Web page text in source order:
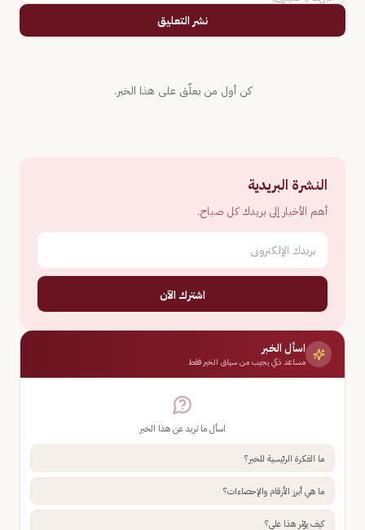
نشر التعليق
كن أول من يعلّق على هذا الخبر.
النشرة البريدية
أهم الأخبار إلى بريدك كل صباح.
اشترك الآن
اسأل الخبر
مساعد ذكي يجيب من سياق الخبر فقط
اسأل ما تريد عن هذا الخبر
ما الفكرة الرئيسية للخبر؟
ما هي أبرز الأرقام والإحصاءات؟
كيف يؤثر هذا علي؟